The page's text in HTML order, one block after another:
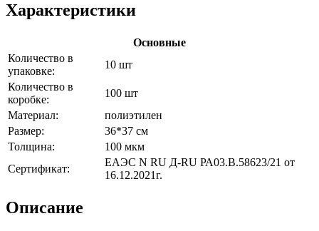
Характеристики
Основные
Количество в
упаковке:
10 шт
Количество в
коробке:
100 шт
Материал:
полиэтилен
Размер:
36*37 см
Толщина:
100 мкм
Сертификат:
ЕАЭС N RU Д-RU РА03.В.58623/21 от
16.12.2021г.
Описание